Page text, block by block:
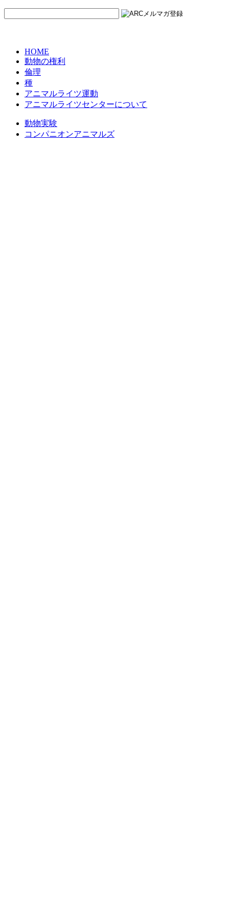
HOME
動物の権利
倫理
種
アニマルライツ運動
アニマルライツセンターについて
動物実験
コンパニオンアニマルズ